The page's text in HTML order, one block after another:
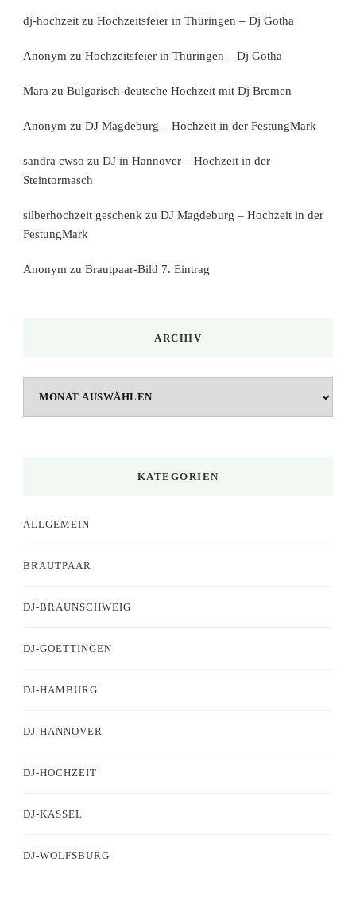
dj-hochzeit zu Hochzeitsfeier in Thüringen – Dj Gotha
Anonym zu Hochzeitsfeier in Thüringen – Dj Gotha
Mara zu Bulgarisch-deutsche Hochzeit mit Dj Bremen
Anonym zu DJ Magdeburg – Hochzeit in der FestungMark
sandra cwso zu DJ in Hannover – Hochzeit in der
Steintormasch
silberhochzeit geschenk zu DJ Magdeburg – Hochzeit in der
FestungMark
Anonym zu Brautpaar-Bild 7. Eintrag
ARCHIV
KATEGORIEN
ALLGEMEIN
BRAUTPAAR
DJ-BRAUNSCHWEIG
DJ-GOETTINGEN
DJ-HAMBURG
DJ-HANNOVER
DJ-HOCHZEIT
DJ-KASSEL
DJ-WOLFSBURG